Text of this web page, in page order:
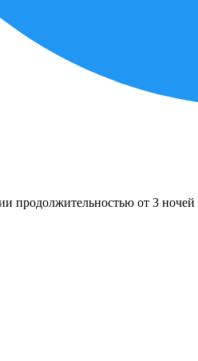
продолжительностью от 3 ночей